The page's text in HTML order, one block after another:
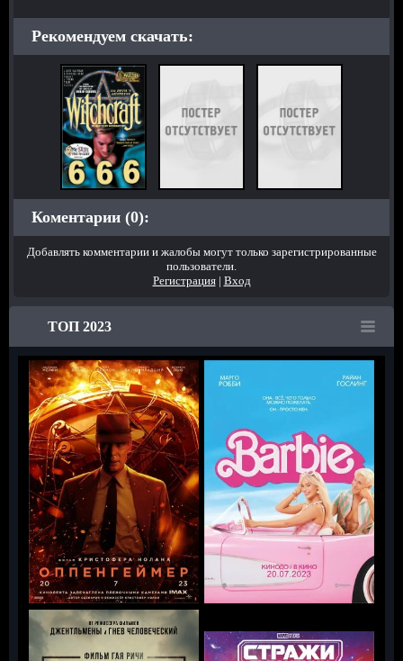
Рекомендуем скачать:
Коментарии (0):
Добавлять комментарии и жалобы могут только зарегистрированные
пользователи.
Регистрация| Вход
ТОП 2023